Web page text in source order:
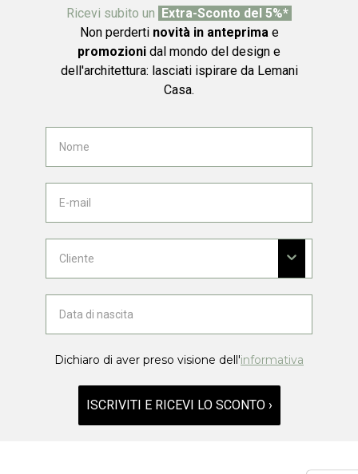
Ricevi subito un Extra-Sconto del 5%*
Non perderti novità in anteprima e
promozioni dal mondo del design e
dell'architettura: lasciati ispirare da Lemani
Casa.
Dichiaro di aver preso visione dell'informativa
ISCRIVITI E RICEVI LO SCONTO ›